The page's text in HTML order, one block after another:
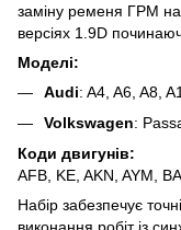
заміну ременя ГРМ
версіях 1.9D
Моделі:
Audi: A4, A6, A8,
Volkswagen:
Коди двигунів:
AFB, KE, AKN, AYM,
Набір забезпечує